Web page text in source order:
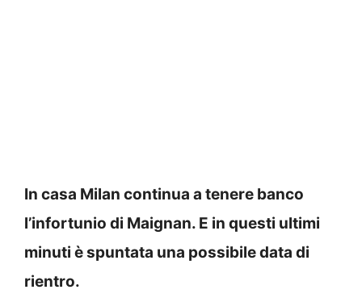
In casa Milan continua a tenere banco
l’infortunio di Maignan. E in questi ultimi
minuti è spuntata una possibile data di
rientro.